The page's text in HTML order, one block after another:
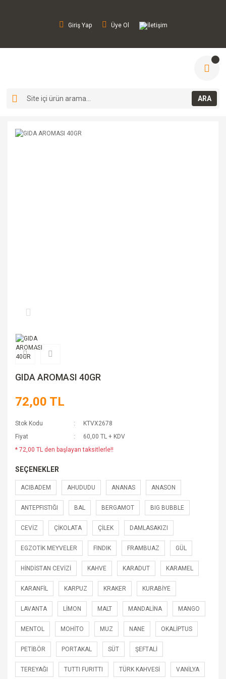
Giriş Yap Üye Ol İletişim
ARA
GIDA AROMASI 40GR
72,00 TL
Stok Kodu
KTVX2678
Fiyat
60,00 TL + KDV
* 72,00 TL den başlayan taksitlerle!!
SEÇENEKLER
ACIBADEM AHUDUDU ANANAS ANASON
ANTEPFISTIĞI BAL BERGAMOT BIG BUBBLE
CEVİZ ÇİKOLATA ÇİLEK DAMLASAKIZI
EGZOTİK MEYVELER FINDIK FRAMBUAZ GÜL
HİNDİSTAN CEVİZİ KAHVE KARADUT KARAMEL
KARANFİL KARPUZ KRAKER KURABİYE
LAVANTA LİMON MALT MANDALİNA MANGO
MENTOL MOHİTO MUZ NANE OKALİPTUS
PETİBÖR PORTAKAL SÜT ŞEFTALİ
TEREYAĞI TUTTI FURITTI TÜRK KAHVESİ VANİLYA